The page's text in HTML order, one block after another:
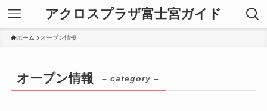
アクロスプラザ富士宮ガイド
ホーム オープン情報
オープン情報 – category –